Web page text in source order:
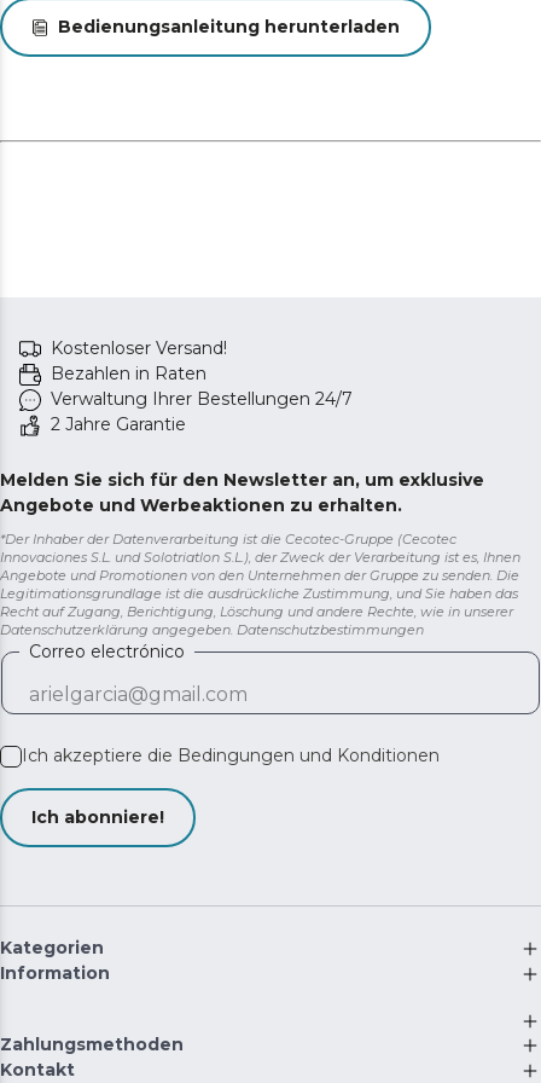
normalen Programm gewaschen werden, aber mit
dem Vorteil, dass die Hälfte der Ressourcen verbraucht
Geschirrspüler mit dem Spülen beginnen soll, und Sie
Bedienungsanleitung herunterladen
Kostenloser Versand!
Bezahlen in Raten
Verwaltung Ihrer Bestellungen 24/7
2 Jahre Garantie
Melden Sie sich für den Newsletter an, um exklusive
Angebote und Werbeaktionen zu erhalten.
*Der Inhaber der Datenverarbeitung ist die Cecotec-Gruppe (Cecotec
Innovaciones S.L. und Solotriatlon S.L.), der Zweck der Verarbeitung ist es, Ihnen
Angebote und Promotionen von den Unternehmen der Gruppe zu senden. Die
Legitimationsgrundlage ist die ausdrückliche Zustimmung, und Sie haben das
Recht auf Zugang, Berichtigung, Löschung und andere Rechte, wie in unserer
Datenschutzerklärung angegeben. Datenschutzbestimmungen
Correo electrónico
Ich akzeptiere die Bedingungen und Konditionen
Ich abonniere!
Kategorien
Information
Zahlungsmethoden
Kontakt